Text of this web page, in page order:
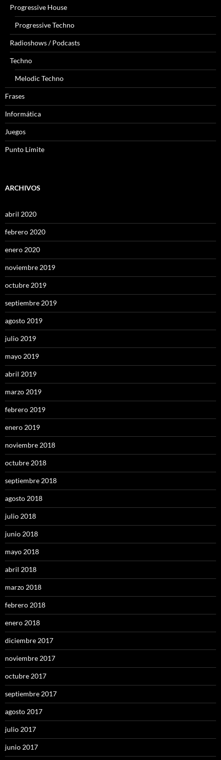
Progressive House
Progressive Techno
Radioshows / Podcasts
Techno
Melodic Techno
Frases
Informática
Juegos
Punto Límite
ARCHIVOS
abril 2020
febrero 2020
enero 2020
noviembre 2019
octubre 2019
septiembre 2019
agosto 2019
julio 2019
mayo 2019
abril 2019
marzo 2019
febrero 2019
enero 2019
noviembre 2018
octubre 2018
septiembre 2018
agosto 2018
julio 2018
junio 2018
mayo 2018
abril 2018
marzo 2018
febrero 2018
enero 2018
diciembre 2017
noviembre 2017
octubre 2017
septiembre 2017
agosto 2017
julio 2017
junio 2017